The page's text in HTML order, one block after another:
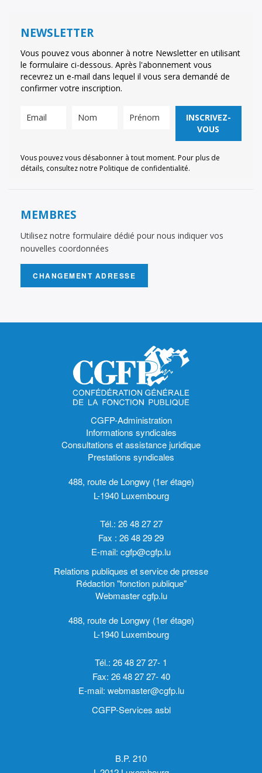
NEWSLETTER
Vous pouvez vous abonner à notre Newsletter en utilisant
le formulaire ci-dessous. Après l'abonnement vous
recevrez un e-mail dans lequel il vous sera demandé de
confirmer votre inscription.
INSCRIVEZ-
VOUS
Vous pouvez vous désabonner à tout moment. Pour plus de
détails, consultez notre Politique de confidentialité.
MEMBRES
Utilisez notre formulaire dédié pour nous indiquer vos
nouvelles coordonnées
CHANGEMENT ADRESSE
CGFP-Administration
Informations syndicales
Consultations et assistance juridique
Prestations syndicales
488, route de Longwy (1er étage)
L-1940 Luxembourg
Tél.: 26 48 27 27
Fax : 26 48 29 29
E-mail: cgfp@cgfp.lu
Relations publiques et service de presse
Rédaction "fonction publique"
Webmaster cgfp.lu
488, route de Longwy (1er étage)
L-1940 Luxembourg
Tél.: 26 48 27 27- 1
Fax: 26 48 27 27- 40
E-mail: webmaster@cgfp.lu
CGFP-Services asbl
B.P. 210